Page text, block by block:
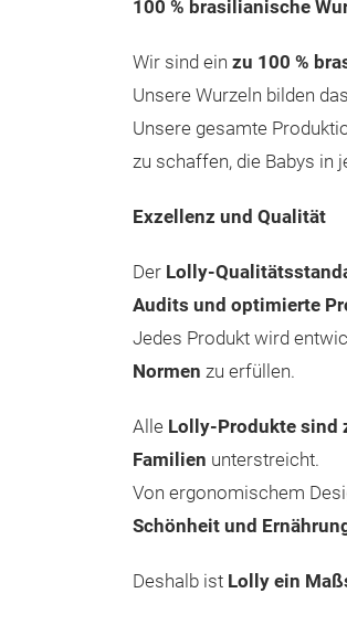
100 % brasilianische
Wir sind ein zu 100 %
Unsere Wurzeln bilden
Unsere gesamte
zu schaffen, die Babys in
Exzellenz und Qualität
Der Lolly-
Audits und optimierte
Jedes Produkt wird
Normen zu erfüllen.
Alle Lolly-Produkte sind
Familien unterstreicht.
Von ergonomischem
Schönheit und
Deshalb ist Lolly ein